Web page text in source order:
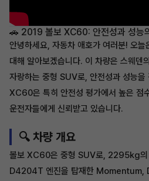
🚗 2019 볼보 XC60: 안전성과 성능
안녕하세요, 자동차 애호가 여러분! 오
대해 알아보겠습니다. 이 차량은 스웨덴
자랑하는 중형 SUV로, 안전성과 성능을
XC60은 특히 안전성 평가에서 높은 점
운전자들에게 신뢰받고 있습니다.
🔍 차량 개요
볼보 XC60은 중형 SUV로, 2295kg의
D4204T 엔진을 탑재한 Momentum,